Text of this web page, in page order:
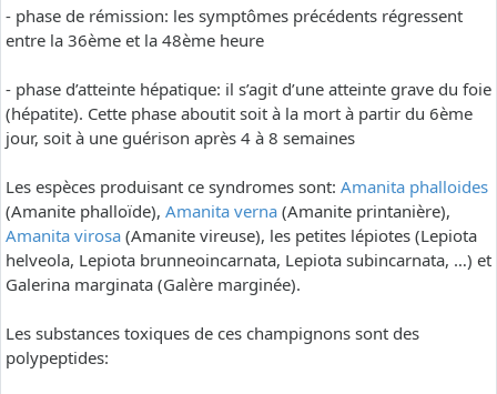
- phase de rémission: les symptômes précédents régressent
entre la 36ème et la 48ème heure
- phase d’atteinte hépatique: il s’agit d’une atteinte grave du foie
(hépatite). Cette phase aboutit soit à la mort à partir du 6ème
jour, soit à une guérison après 4 à 8 semaines
Les espèces produisant ce syndromes sont: Amanita phalloides
(Amanite phalloïde), Amanita verna (Amanite printanière),
Amanita virosa (Amanite vireuse), les petites lépiotes (Lepiota
helveola, Lepiota brunneoincarnata, Lepiota subincarnata, …) et
Galerina marginata (Galère marginée).
Les substances toxiques de ces champignons sont des
polypeptides: